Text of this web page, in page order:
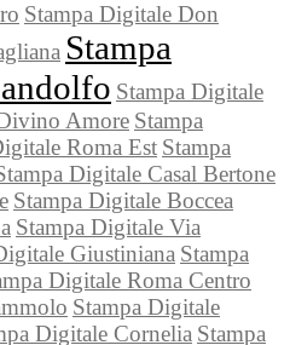
Stampa Digitale Don
Stampa
Stampa Digitale
Amore Stampa
Roma Est Stampa
Digitale Casal Bertone
Stampa Digitale Boccea
Stampa Digitale Via
Giustiniana Stampa
Digitale Roma Centro
Stampa Digitale
Digitale Cornelia Stampa